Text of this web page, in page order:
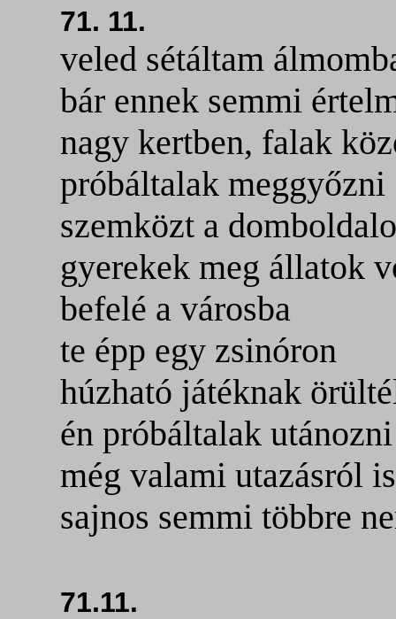
71. 11.
veled sétáltam
bár ennek semmi
nagy kertben, falak
próbáltalak meggyőzni
szemközt a
gyerekek meg állatok
befelé a városba
te épp egy zsinóron
húzható játéknak
én próbáltalak
még valami utazásról
sajnos semmi többre
71.11.